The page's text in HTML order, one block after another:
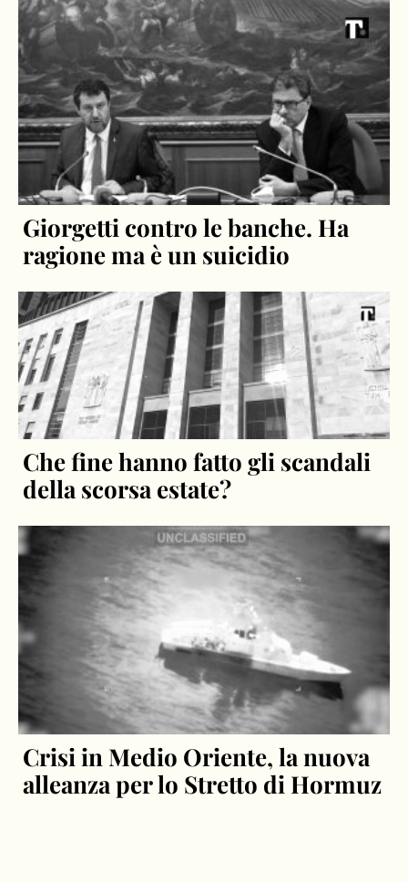
Giorgetti contro le banche. Ha
ragione ma è un suicidio
Che fine hanno fatto gli scandali
della scorsa estate?
Crisi in Medio Oriente, la nuova
alleanza per lo Stretto di Hormuz